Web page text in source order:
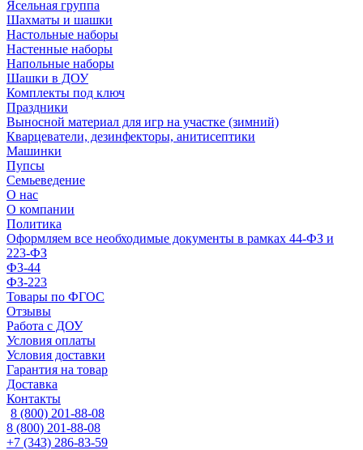
Ясельная группа
Шахматы и шашки
Настольные наборы
Настенные наборы
Напольные наборы
Шашки в ДОУ
Комплекты под ключ
Праздники
Выносной материал для игр на участке (зимний)
Кварцеватели, дезинфекторы, анитисептики
Машинки
Пупсы
Семьеведение
О нас
О компании
Политика
Оформляем все необходимые документы в рамках 44-ФЗ и
223-ФЗ
ФЗ-44
ФЗ-223
Товары по ФГОС
Отзывы
Работа с ДОУ
Условия оплаты
Условия доставки
Гарантия на товар
Доставка
Контакты
8 (800) 201-88-08
8 (800) 201-88-08
+7 (343) 286-83-59